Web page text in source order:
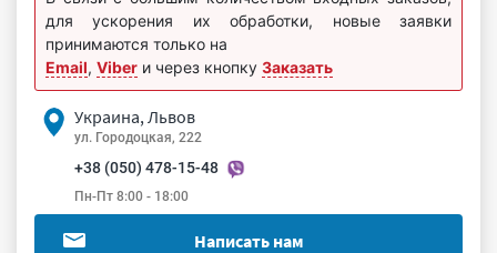
для ускорения их обработки, новые заявки
принимаются только на
Email, Viber и через кнопку Заказать
Украина, Львов
ул. Городоцкая, 222
+38 (050) 478-15-48
Пн-Пт 8:00 - 18:00
Написать нам